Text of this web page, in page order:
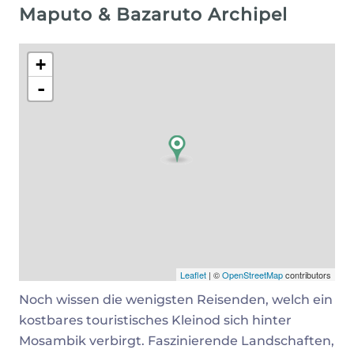
Maputo & Bazaruto Archipel
+
-
Leaflet | ©OpenStreetMapcontributors
Noch wissen die wenigsten Reisenden, welch ein
kostbares touristisches Kleinod sich hinter
Mosambik verbirgt. Faszinierende Landschaften,